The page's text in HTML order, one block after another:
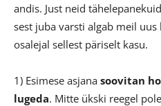
andis. Just neid
sest juba varsti algab meil
osalejal sellest päriselt kasu.
1) Esimese asjana soovitan
lugeda. Mitte ükski reegel